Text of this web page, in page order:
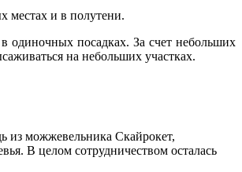
местах и в полутени.
одиночных посадках. За счет небольших
на небольших участках.
из можжевельника Скайрокет,
В целом сотрудничеством осталась